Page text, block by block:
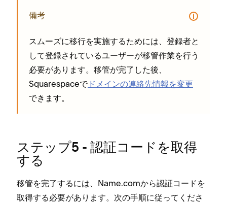
備考
スム⁠ーズに移行を実施するためには⁠、登録者と
して登録されているユ⁠ーザ⁠ーが移管作業を行う
必要があります⁠。移管が完了した後⁠、
Squarespaceでドメインの連絡先情報を変更
できます⁠。
ステ⁠ップ5 - 認証コ⁠ードを取得
する
移管を完了するには⁠、Name⁠.comから認証コ⁠ードを
取得する必要があります⁠。次の手順に従⁠ってくださ